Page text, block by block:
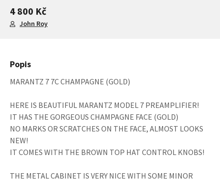
4 800 Kč
John Roy
Popis
MARANTZ 7 7C CHAMPAGNE (GOLD)
HERE IS BEAUTIFUL MARANTZ MODEL 7 PREAMPLIFIER!
IT HAS THE GORGEOUS CHAMPAGNE FACE (GOLD)
NO MARKS OR SCRATCHES ON THE FACE, ALMOST LOOKS
NEW!
IT COMES WITH THE BROWN TOP HAT CONTROL KNOBS!
THE METAL CABINET IS VERY NICE WITH SOME MINOR